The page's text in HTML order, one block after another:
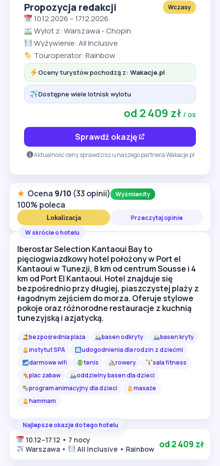
Propozycja redakcji Wczasy
10.12.2026 – 17.12.2026
Wylot z: Warszawa - Chopin
Wyżywienie: All Inclusive
Touroperator: Rainbow
Oceny turystów pochodzą z:Wakacje.pl
Dostępne wiele lotnisk wylotu
od 2 409 zł / os
Sprawdź okazję
Aktualność ceny sprawdzisz u naszego partnera Wakacje.pl
★ Ocena 9/10 (33 opinii) Wyśmienity
100% poleca
Lokalizacja
Przeczytaj opinie
W skrócie o hotelu
Iberostar Selection Kantaoui Bay to
pięciogwiazdkowy hotel położony w Port el
Kantaoui w Tunezji, 8 km od centrum Sousse i 4
km od Port El Kantaoui. Hotel znajduje się
bezpośrednio przy długiej, piaszczystej plaży z
łagodnym zejściem do morza. Oferuje stylowe
pokoje oraz różnorodne restauracje z kuchnią
tunezyjską i azjatycką.
bezpośrednia plaża basen odkryty
basen kryty
instytut SPA
udogodnienia dla rodzin z dziećmi
darmowe wifi
tenis rowery
sala fitness
plac zabaw
oddzielny basen dla dzieci
program animacyjny dla dzieci
masaże
hammam
Najlepsze okazje do tego hotelu
10.12–17.12 • 7 nocy
Warszawa •
All Inclusive • Rainbow od 2 409 zł